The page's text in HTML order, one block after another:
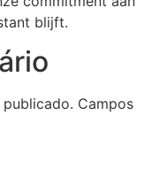
blijft.
Campos